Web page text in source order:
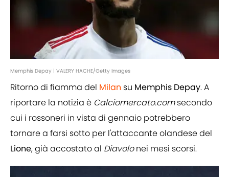
Memphis Depay | VALERY HACHE/Getty Images
Ritorno di fiamma del Milan su Memphis Depay. A
riportare la notizia è Calciomercato.comsecondo
cui i rossoneri in vista di gennaio potrebbero
tornare a farsi sotto per l'attaccante olandese del
Lione, già accostato al Diavolonei mesi scorsi.